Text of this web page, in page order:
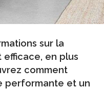
sur la
en plus
comment
performante et un